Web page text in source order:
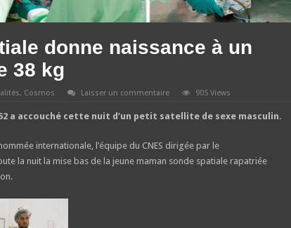
donne naissance à un
38 kg
, Cosmos Laisser un commentaire 905 Views
a accouché cette nuit d’un petit satellite de sexe masculin.
internationale, l’équipe du CNES dirigée par le
la nuit la mise bas de la jeune maman sonde spatiale rapatriée